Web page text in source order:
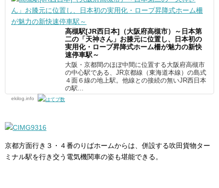
高槻駅[JR西日本]（大阪府高槻市）～日本第
二の「天神さん」お膝元に位置し、日本初の
実用化・ロープ昇降式ホーム柵が魅力の新快
速停車駅～
大阪・京都間のほぼ中間に位置する大阪府高槻市
の中心駅である、JR京都線（東海道本線）の島式
４面６線の地上駅。他線との接続の無いJR西日本
の駅...
ekilog.info
京都方面行き３・４番のりばホームからは、併設する吹田貨物ター
ミナル駅を行き交う電気機関車の姿も堪能できる。